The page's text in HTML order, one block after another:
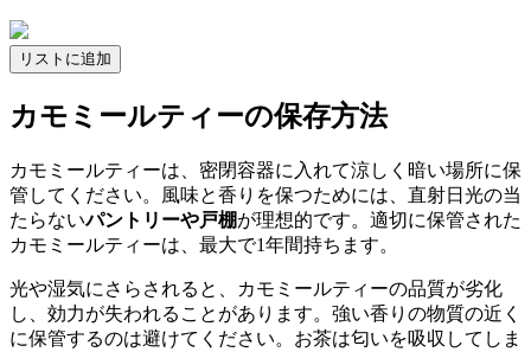
リストに追加
カモミールティーの保存方法
カモミールティーは、密閉容器に入れて涼しく暗い場所に保
管してください。風味と香りを保つためには、直射日光の当
たらないパントリーや戸棚が理想的です。適切に保管された
カモミールティーは、最大で1年間持ちます。
光や湿気にさらされると、カモミールティーの品質が劣化
し、効力が失われることがあります。強い香りの物質の近く
に保管するのは避けてください。お茶は匂いを吸収してしま